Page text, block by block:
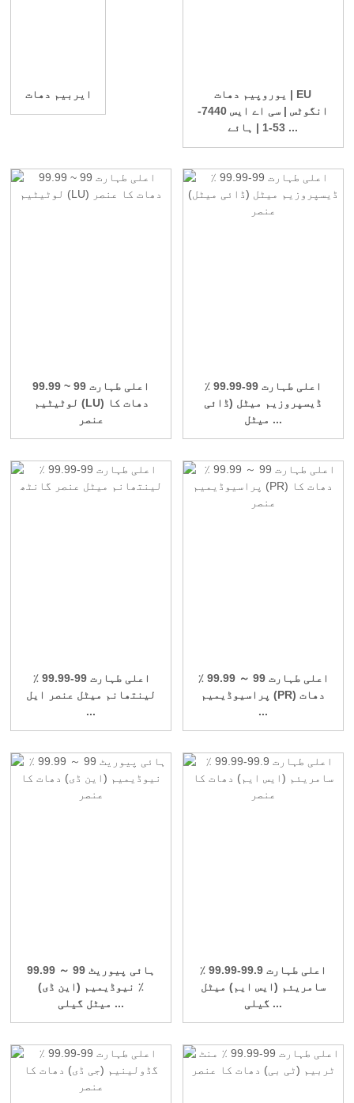
ایربیم دھات
یوروپیم دھات | EU
انگوٹس | سی اے ایس 7440-
53-1 | ہائے ...
اعلی طہارت 99 ~ 99.99
لوٹیٹیم (LU) دھات کا
عنصر
اعلی طہارت 99-99.99 ٪
ڈیسپروزیم میٹل (ڈائی
میٹل ...
اعلی طہارت 99-99.99 ٪
لینتھانم میٹل عنصر ایل
...
اعلی طہارت 99 ～ 99.99 ٪
پراسیوڈیمیم (PR) دھات
...
ہائی پیوریٹ 99 ～ 99.99
٪ نیوڈیمیم (این ڈی)
میٹل گیلی ...
اعلی طہارت 99.9-99.99 ٪
سامریئم (ایس ایم) میٹل
گیلی ...